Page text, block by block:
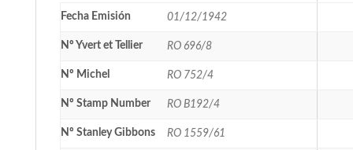
Fecha Emisión 01/12/1942
Nº Yvert et Tellier RO 696/8
Nº Michel RO 752/4
Nº Stamp Number RO B192/4
Nº Stanley Gibbons RO 1559/61